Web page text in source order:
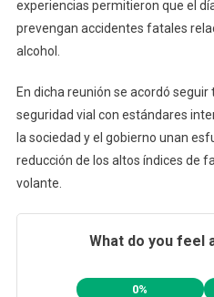
experiencias permitieron que el
prevengan accidentes fatales
alcohol.
En dicha reunión se acordó
seguridad vial con estándares
la sociedad y el gobierno unan
reducción de los altos índices de
volante.
What do you feel
0%